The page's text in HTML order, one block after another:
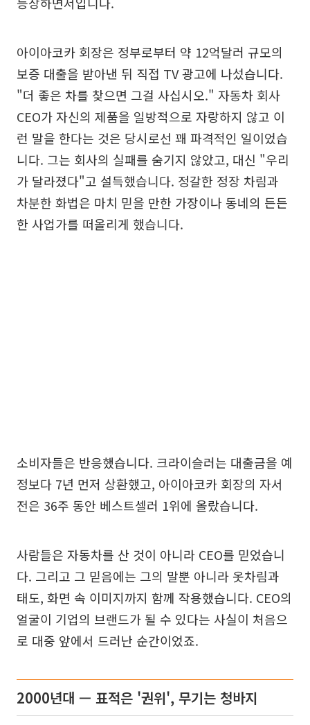
아이아코카 회장은 정부로부터 약 12억달러 규모의
보증 대출을 받아낸 뒤 직접 TV 광고에 나섰습니다.
"더 좋은 차를 찾으면 그걸 사십시오." 자동차 회사
CEO가 자신의 제품을 일방적으로 자랑하지 않고 이
런 말을 한다는 것은 당시로선 꽤 파격적인 일이었습
니다. 그는 회사의 실패를 숨기지 않았고, 대신 "우리
가 달라졌다"고 설득했습니다. 정갈한 정장 차림과
차분한 화법은 마치 믿을 만한 가장이나 동네의 든든
한 사업가를 떠올리게 했습니다.
소비자들은 반응했습니다. 크라이슬러는 대출금을 예
정보다 7년 먼저 상환했고, 아이아코카 회장의 자서
전은 36주 동안 베스트셀러 1위에 올랐습니다.
사람들은 자동차를 산 것이 아니라 CEO를 믿었습니
다. 그리고 그 믿음에는 그의 말뿐 아니라 옷차림과
태도, 화면 속 이미지까지 함께 작용했습니다. CEO의
얼굴이 기업의 브랜드가 될 수 있다는 사실이 처음으
로 대중 앞에서 드러난 순간이었죠.
2000년대 — 표적은 '권위', 무기는 청바지